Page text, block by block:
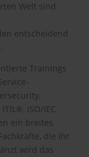
Welt sind
entscheidend
Trainings
ISO/IEC
ein breites
die ihr
wird das